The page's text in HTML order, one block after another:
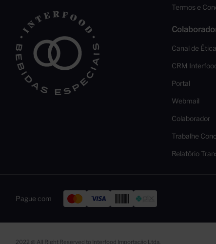
Termos e
Canal de
CRM
Portal
Webmail
Colaborador
Trabalhe
Relatório
Pague com
2022 @ All Right Reserved to Interfood Importação Ltda.